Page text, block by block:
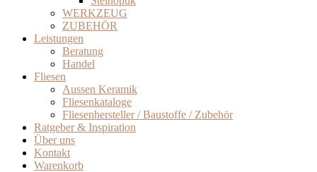
WERKZEUG
ZUBEHÖR
Leistungen
Beratung
Handel
Fliesen
Aussen Keramik
Fliesenkataloge
Fliesenhersteller / Baustoffe / Zubehör
Ratgeber & Inspiration
Über uns
Kontakt
Warenkorb